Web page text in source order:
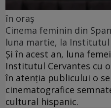
în oraș
Cinema feminin din
luna martie, la
Și în acest an, luna
Institutul Cervantes cu
în atenția publicului o
cinematografice
cultural hispanic.